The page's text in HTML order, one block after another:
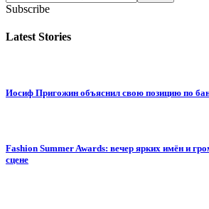
Subscribe
Latest Stories
Иосиф Пригожин объяснил свою позицию по
Fashion Summer Awards: вечер ярких имён и
сцене